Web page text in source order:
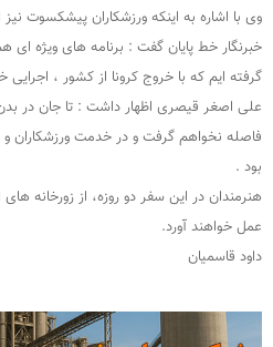
وی با اشاره به اینکه ورزشکاران پیشکسوت
خبرنگار خط پایان گفت : برنامه های ویژه
گرفته ایم که با خروج کرونا از کشور ، اجرایی
علی اصغر قیصری اظهار داشت : تا جان در
فاصله نخواهم گرفت و در خدمت
بود .
هنرمندان در این سفر دو روزه، از زورخانه
عمل خواهند آورد.
داود قاسمیان